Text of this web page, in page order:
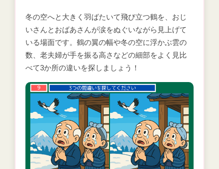
冬の空へと大きく羽ばたいて飛び立つ鶴を、おじ
いさんとおばあさんが涙をぬぐいながら見上げて
いる場面です。鶴の翼の幅や冬の空に浮かぶ雲の
数、老夫婦が手を振る高さなどの細部をよく見比
べて3か所の違いを探しましょう！